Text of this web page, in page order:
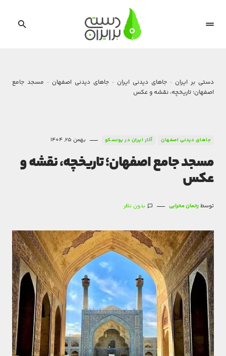
دستی بر ایران جاهای دیدنی ایران جاهای دیدنی اصفهان
مسجد جامع
اصفهان؛ تاریخچه، نقشه و عکس
جاهای دیدنی اصفهان آثار ایران در یونسکو بهمن 25, 1404
مسجد جامع اصفهان؛ تاریخچه، نقشه و
عکس
توسطرحمان محرابی بدون نظر